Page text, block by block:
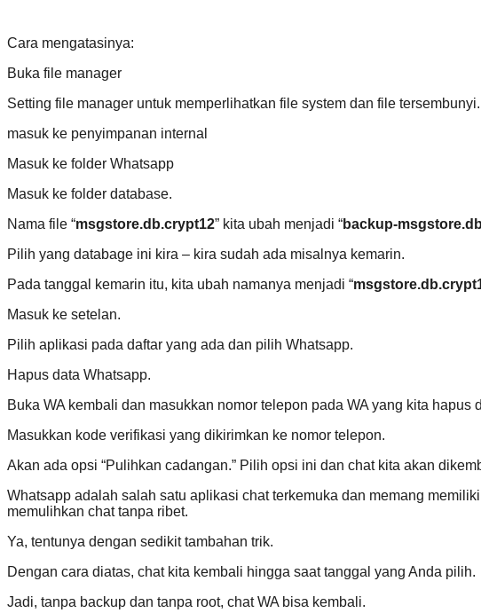
Cara mengatasinya:
Buka file manager
Setting file manager untuk memperlihatkan file system dan file tersembunyi.
masuk ke penyimpanan internal
Masuk ke folder Whatsapp
Masuk ke folder database.
Nama file “msgstore.db.crypt12” kita ubah menjadi “backup-
Pilih yang databage ini kira – kira sudah ada misalnya kemarin.
Pada tanggal kemarin itu, kita ubah namanya menjadi “
Masuk ke setelan.
Pilih aplikasi pada daftar yang ada dan pilih Whatsapp.
Hapus data Whatsapp.
Buka WA kembali dan masukkan nomor telepon pada WA yang kita hapus
Masukkan kode verifikasi yang dikirimkan ke nomor telepon.
Akan ada opsi “Pulihkan cadangan.” Pilih opsi ini dan chat kita akan
Whatsapp adalah salah satu aplikasi chat terkemuka dan memang
memulihkan chat tanpa ribet.
Ya, tentunya dengan sedikit tambahan trik.
Dengan cara diatas, chat kita kembali hingga saat tanggal yang Anda pilih.
Jadi, tanpa backup dan tanpa root, chat WA bisa kembali.